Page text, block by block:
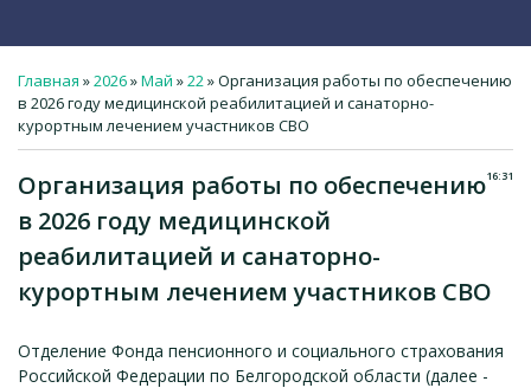
Главная »2026»Май »22» Организация работы по обеспечению
в 2026 году медицинской реабилитацией и санаторно-
курортным лечением участников СВО
16:31
Организация работы по обеспечению
в 2026 году медицинской
реабилитацией и санаторно-
курортным лечением участников СВО
Отделение Фонда пенсионного и социального страхования
Российской Федерации по Белгородской области (далее -